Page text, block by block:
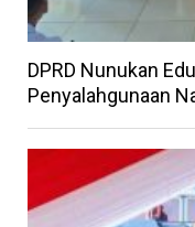
DPRD Nunukan
Penyalahgunaan